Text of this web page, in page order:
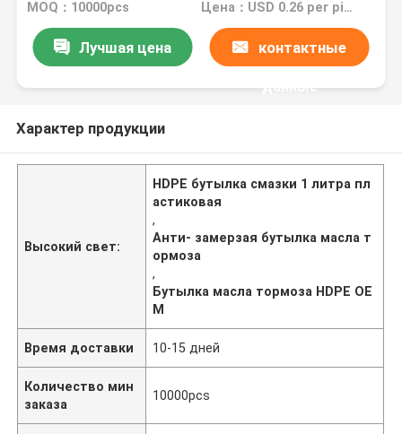
MOQ：10000pcs Цена：USD 0.26 per piece
Лучшая цена контактные
данные
Характер продукции
Высокий свет:
HDPE бутылка смазки 1 литра пл
астиковая
,
Анти- замерзая бутылка масла т
ормоза
,
Бутылка масла тормоза HDPE OE
M
Время доставки 10-15 дней
Количество мин
заказа
10000pcs